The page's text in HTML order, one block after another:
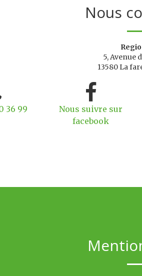
Nous
5, Avenue
13580 La
36 99
Nous suivre sur
facebook